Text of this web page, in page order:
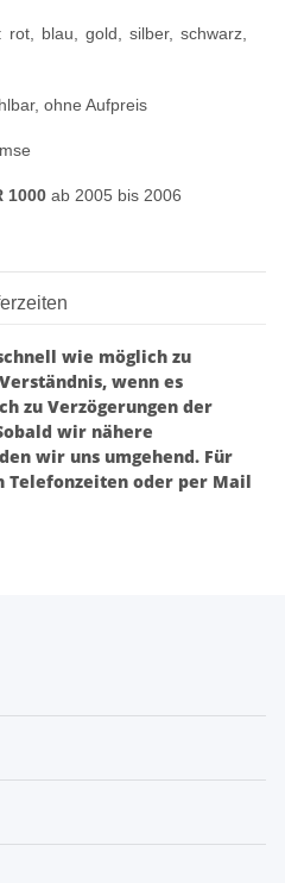
rot, blau, gold, silber, schwarz,
ohne Aufpreis
1000 ab 2005 bis 2006
wie möglich zu
wenn es
zu Verzögerungen der
wir nähere
wir uns umgehend. Für
Telefonzeiten oder per Mail